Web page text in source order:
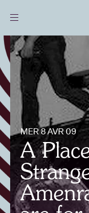
Agenda
Projets
Infos
MER 8 AVR 09
A